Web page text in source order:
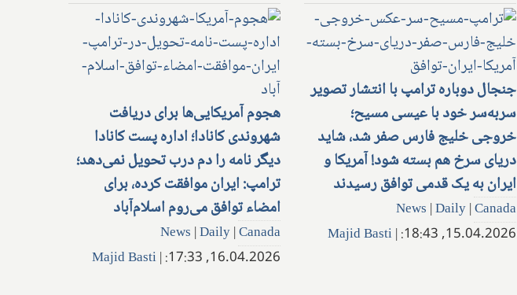
هجوم آمریکایی‌ها برای دریافت
شهروندی کانادا؛ اداره پست کانادا
دیگر نامه را دم درب تحویل نمی‌دهد؛
ترامپ: ایران موافقت کرده، برای
امضاء توافق می‌روم اسلام‌آباد
News |Daily|Canada
16.04.2026, 17:33:
|
Majid Basti
جنجال دوباره ترامپ با انتشار تصویر
سربه‌سر خود با عیسی مسیح؛
خروجی خلیج فارس صفر شد، شاید
دریای سرخ هم بسته شود! آمریکا و
ایران به یک قدمی توافق رسیدند
News |Daily|Canada
15.04.2026, 18:43:
|
Majid Basti